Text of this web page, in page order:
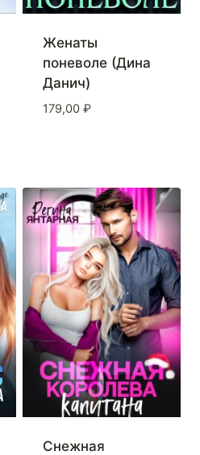
Женаты
поневоле (Дина
Данич)
179,00 ₽
Снежная